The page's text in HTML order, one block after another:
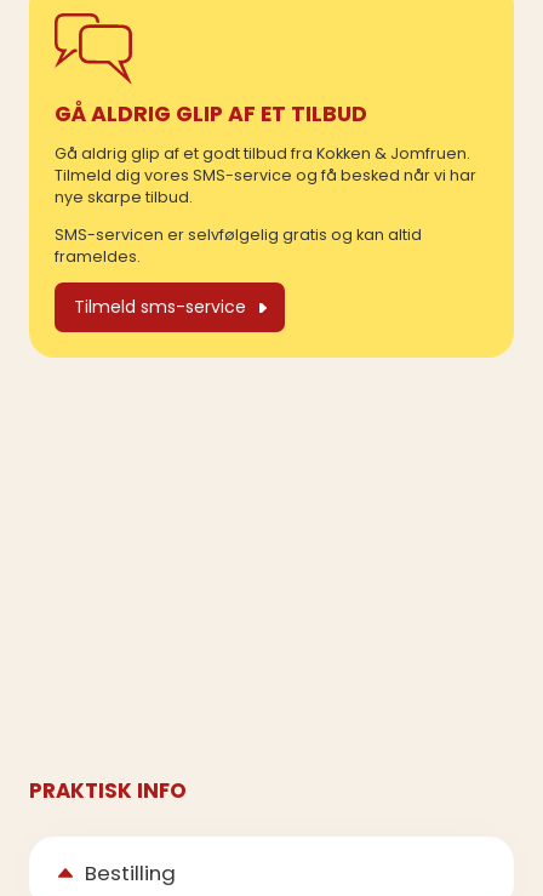
GÅ ALDRIG GLIP AF ET TILBUD
Gå aldrig glip af et godt tilbud fra Kokken & Jomfruen.
Tilmeld dig vores SMS-service og få besked når vi har
nye skarpe tilbud.
SMS-servicen er selvfølgelig gratis og kan altid
frameldes.
Tilmeld sms-service
PRAKTISK INFO
Bestilling